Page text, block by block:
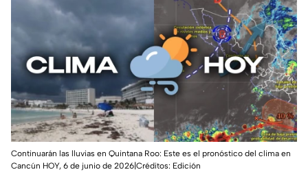
Continuarán las lluvias en Quintana Roo: Este es el pronóstico del clima en
Cancún HOY, 6 de junio de 2026|Créditos: Edición